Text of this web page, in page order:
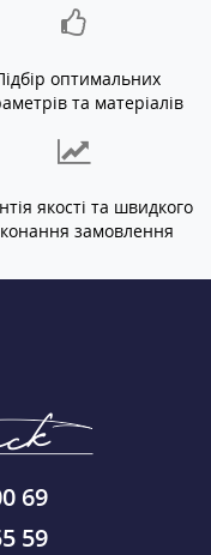
оптимальних
та матеріалів
якості та швидкого
замовлення
69
59